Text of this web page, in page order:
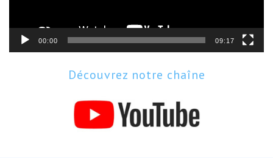
00:00 09:17
Découvrez notre chaîne